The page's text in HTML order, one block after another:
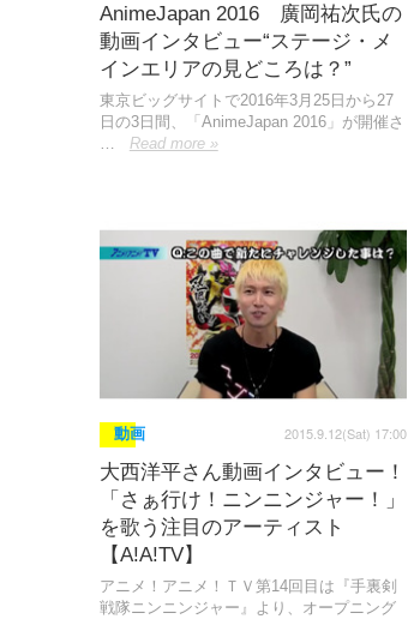
AnimeJapan 2016 廣岡祐次氏の
動画インタビュー“ステージ・メ
インエリアの見どころは？”
東京ビッグサイトで2016年3月25日から27
日の3日間、「AnimeJapan 2016」が開催さ
Read more »
動画 2015.9.12(Sat) 17:00
大西洋平さん動画インタビュー！
「さぁ行け！ニンニンジャー！」
を歌う注目のアーティスト
【A!A!TV】
アニメ！アニメ！ＴＶ第14回目は『手裏剣
戦隊ニンニンジャー』より、オープニング